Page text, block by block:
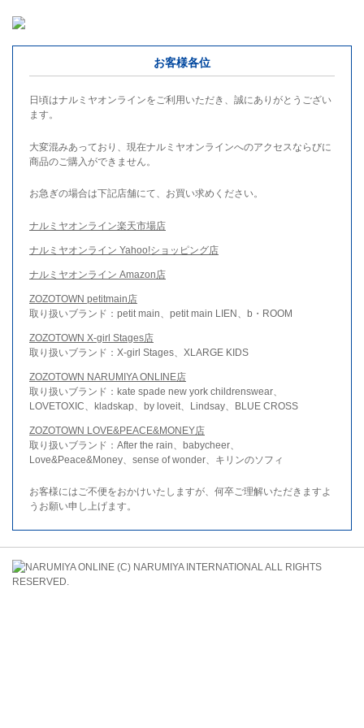
お客様各位
日頃はナルミヤオンラインをご利用いただき、誠にありがとうござい
ます。
大変混みあっており、現在ナルミヤオンラインへのアクセスならびに
商品のご購入ができません。
お急ぎの場合は下記店舗にて、お買い求めください。
ナルミヤオンライン楽天市場店
ナルミヤオンライン Yahoo!ショッピング店
ナルミヤオンライン Amazon店
ZOZOTOWN petitmain店
取り扱いブランド：petit main、petit main LIEN、b・ROOM
ZOZOTOWN X-girl Stages店
取り扱いブランド：X-girl Stages、XLARGE KIDS
ZOZOTOWN NARUMIYA ONLINE店
取り扱いブランド：kate spade new york childrenswear、
LOVETOXIC、kladskap、by loveit、Lindsay、BLUE CROSS
ZOZOTOWN LOVE&PEACE&MONEY店
取り扱いブランド：After the rain、babycheer、
Love&Peace&Money、sense of wonder、キリンのソフィ
お客様にはご不便をおかけいたしますが、何卒ご理解いただきますよ
うお願い申し上げます。